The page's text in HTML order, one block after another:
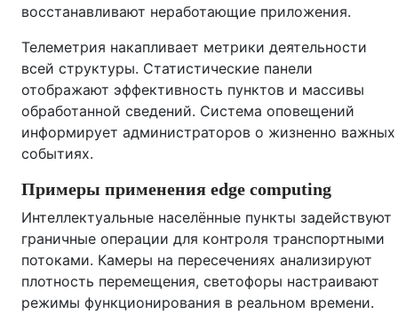
восстанавливают неработающие приложения.
Телеметрия накапливает метрики деятельности
всей структуры. Статистические панели
отображают эффективность пунктов и массивы
обработанной сведений. Система оповещений
информирует администраторов о жизненно важных
событиях.
Примеры применения edge computing
Интеллектуальные населённые пункты задействуют
граничные операции для контроля транспортными
потоками. Камеры на пересечениях анализируют
плотность перемещения, светофоры настраивают
режимы функционирования в реальном времени.